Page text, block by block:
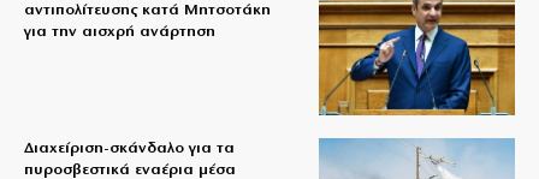
αντιπολίτευσης κατά Μητσοτάκη
για την αισχρή ανάρτηση
Διαχείριση-σκάνδαλο για τα
πυροσβεστικά εναέρια μέσα